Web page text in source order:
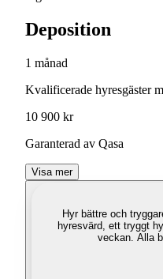
Deposition
1 månad
Kvalificerade hyresgäster
10 900 kr
Garanterad av Qasa
Visa mer
Hyr bättre och
hyresvärd, ett tryggt
veckan. Alla